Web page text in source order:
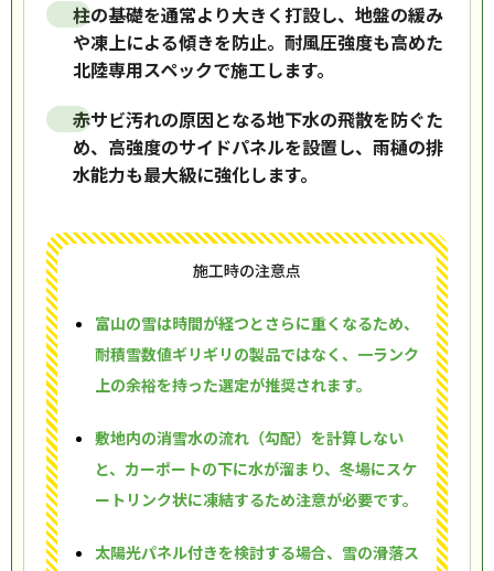
柱の基礎を通常より大きく打設し、地盤の緩み
や凍上による傾きを防止。耐風圧強度も高めた
北陸専用スペックで施工します。
赤サビ汚れの原因となる地下水の飛散を防ぐた
め、高強度のサイドパネルを設置し、雨樋の排
水能力も最大級に強化します。
施工時の注意点
富山の雪は時間が経つとさらに重くなるため、
耐積雪数値ギリギリの製品ではなく、一ランク
上の余裕を持った選定が推奨されます。
敷地内の消雪水の流れ（勾配）を計算しない
と、カーポートの下に水が溜まり、冬場にスケ
ートリンク状に凍結するため注意が必要です。
太陽光パネル付きを検討する場合、雪の滑落ス